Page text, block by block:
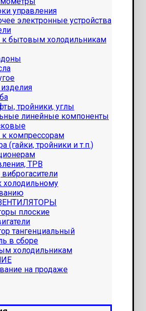
управления
электронные устройства
к бытовым холодильникам
тройники, углы
линейные компоненты
к компрессорам
(гайки, тройники и т.п.)
ТРВ
холодильному
плоские
тангенциальный
в сборе
холодильникам
на продаже